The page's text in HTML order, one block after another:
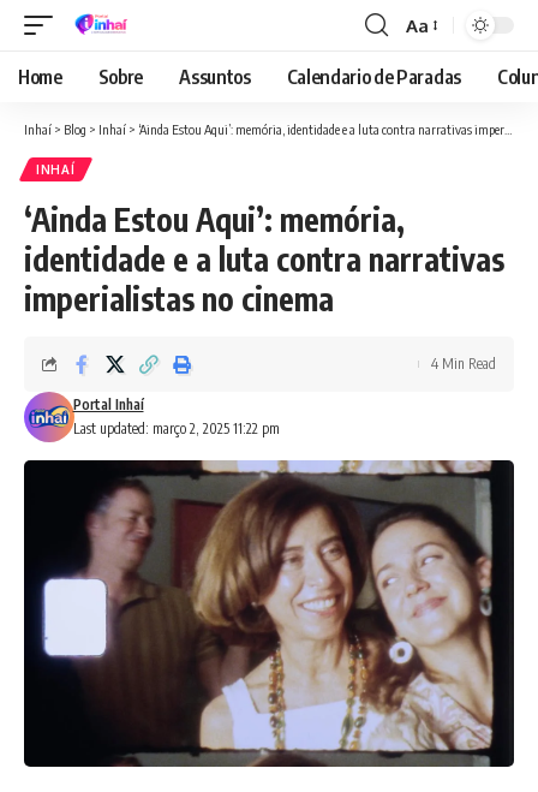
Font
Resizer
Aa
Home Sobre Assuntos Calendario de Paradas
Inhaí > Blog > Inhaí > ‘Ainda Estou Aqui’: memória, identidade e a luta contra narrativas imperialistas no cinema
INHAÍ
‘Ainda Estou Aqui’: memória,
identidade e a luta contra narrativas
imperialistas no cinema
Last updated: março 2, 2025 11:22 pm
Portal Inhaí
4 Min Read